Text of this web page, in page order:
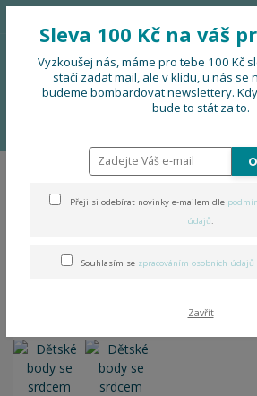
Dětské body se
Sleva 100 Kč na váš
Vyzkoušej nás, máme pro tebe 100 Kč
stačí zadat mail, ale v klidu, u nás se
budeme bombardovat newslettery.
bude to stát za to.
Přeji si odebírat novinky e-mailem dle
údajů.
Souhlasím se zpracováním osobních údajů
Zavřít